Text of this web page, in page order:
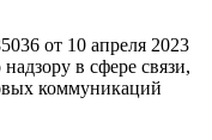
от 10 апреля 2023
в сфере связи,
коммуникаций